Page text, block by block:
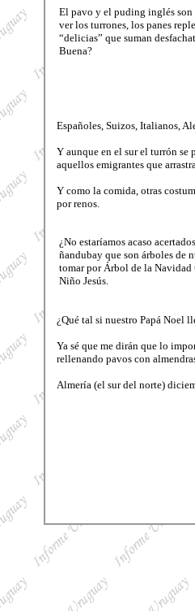
El pavo y el puding inglés son
ver los turrones, los panes
“delicias” que suman
Buena?
Españoles, Suizos, Italianos,
Y aunque en el sur el turrón se
aquellos emigrantes que
Y como la comida, otras
por renos.
¿No estaríamos acaso
ñandubay que son árboles de
tomar por Árbol de la Navidad
Niño Jesús.
¿Qué tal si nuestro Papá Noel
Ya sé que me dirán que lo
rellenando pavos con
Almería (el sur del norte)